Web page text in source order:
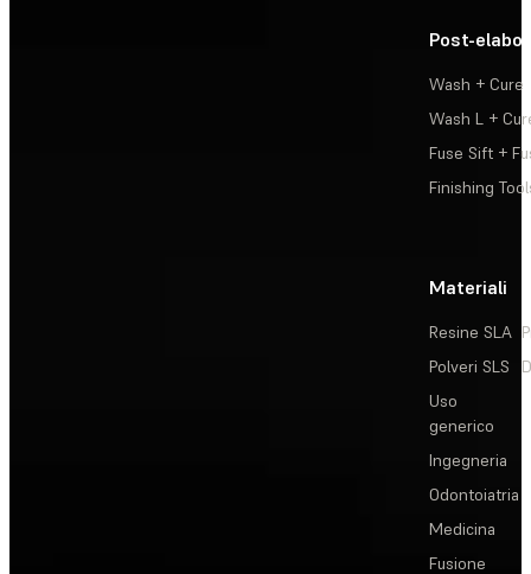
Post-
Wash + Cure
Wash L +
Fuse Sift +
Finishing
Materiali
Resine SLA
Polveri SLS
Uso
generico
Ingegneria
Odontoiatria
Medicina
Fusione